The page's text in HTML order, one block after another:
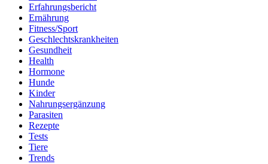
Erfahrungsbericht
Ernährung
Fitness/Sport
Geschlechtskrankheiten
Gesundheit
Health
Hormone
Hunde
Kinder
Nahrungsergänzung
Parasiten
Rezepte
Tests
Tiere
Trends